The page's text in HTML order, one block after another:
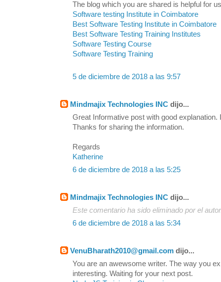
The blog which you are shared is helpful for
Software testing Institute in Coimbatore
Best Software Testing Institute in Coimbatore
Best Software Testing Training Institutes
Software Testing Course
Software Testing Training
5 de diciembre de 2018 a las 9:57
Mindmajix Technologies INC dijo...
Great Informative post with good explanation.
Thanks for sharing the information.
Regards
Katherine
6 de diciembre de 2018 a las 5:25
Mindmajix Technologies INC dijo...
Este comentario ha sido eliminado por el
6 de diciembre de 2018 a las 5:34
VenuBharath2010@gmail.com dijo...
You are an awewsome writer. The way you
interesting. Waiting for your next post.